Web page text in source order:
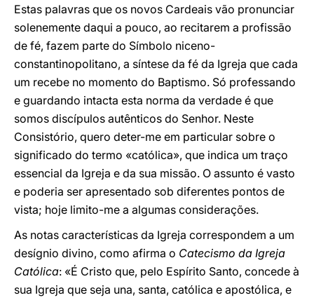
Estas palavras que os novos Cardeais vão pronunciar
solenemente daqui a pouco, ao recitarem a profissão
de fé, fazem parte do Símbolo niceno-
constantinopolitano, a síntese da fé da Igreja que cada
um recebe no momento do Baptismo. Só professando
e guardando intacta esta norma da verdade é que
somos discípulos autênticos do Senhor. Neste
Consistório, quero deter-me em particular sobre o
significado do termo «católica», que indica um traço
essencial da Igreja e da sua missão. O assunto é vasto
e poderia ser apresentado sob diferentes pontos de
vista; hoje limito-me a algumas considerações.
As notas características da Igreja correspondem a um
desígnio divino, como afirma o Catecismo da Igreja
Católica: «É Cristo que, pelo Espírito Santo, concede à
sua Igreja que seja una, santa, católica e apostólica, e